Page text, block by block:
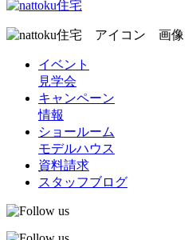
イベント
見学会
キャンペーン
情報
ショールーム
モデルハウス
資料請求
スタッフブログ